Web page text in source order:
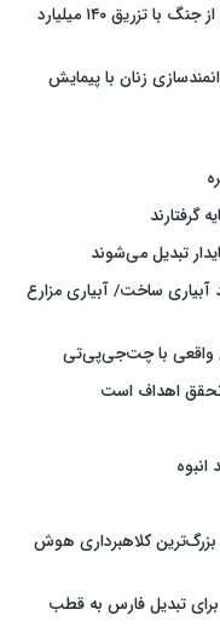
مهار موج تعدیل نیروی شرکت‌های فناور پس از جنگ با تزریق ۱۴۰ میلیارد
زنان با پیمایش
گرفتارند
تبدیل می‌شوند
آبیاری ساخت/ آبیاری مزارع
واقعی با چت‌جی‌پی‌تی
تحقق اهداف است
جعلی، بزرگ‌ترین کلاهبرداری هوش
برای تبدیل فارس به قطب